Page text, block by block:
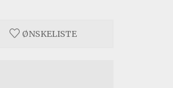
ØNSKELISTE